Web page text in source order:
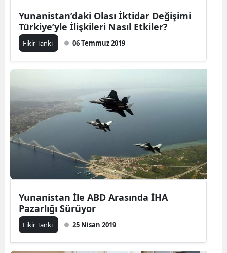
Yunanistan’daki Olası İktidar Değişimi
Türkiye’yle İlişkileri Nasıl Etkiler?
Fikir Tankı 06 Temmuz 2019
Yunanistan İle ABD Arasında İHA
Pazarlığı Sürüyor
Fikir Tankı 25 Nisan 2019